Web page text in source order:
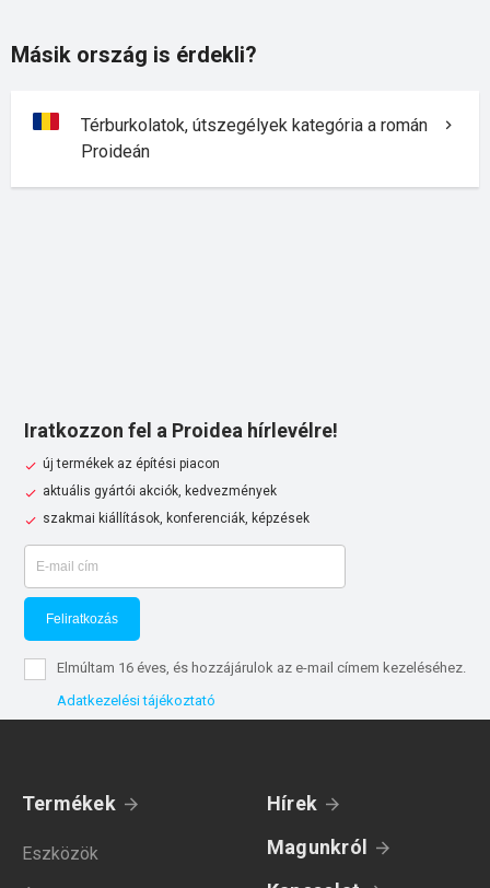
Másik ország is érdekli?
Térburkolatok, útszegélyek kategória a román
Proideán
Iratkozzon fel a Proidea hírlevélre!
új termékek az építési piacon
aktuális gyártói akciók, kedvezmények
szakmai kiállítások, konferenciák, képzések
Feliratkozás
Elmúltam 16 éves, és hozzájárulok az e-mail címem kezeléséhez.
Adatkezelési tájékoztató
Termékek
Eszközök
Hírek
Magunkról